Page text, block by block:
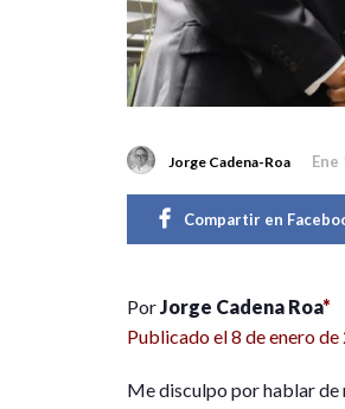
Jorge Cadena-Roa Ene
Compartir en
Por Jorge Cadena Roa*
Publicado el 8 de enero
Me disculpo por hablar de